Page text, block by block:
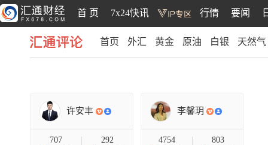
首 页 7x24快讯 行情 要闻
首页 外汇 黄金 原油 白银 天然气
许安丰
707 292
李馨玥
4754 803